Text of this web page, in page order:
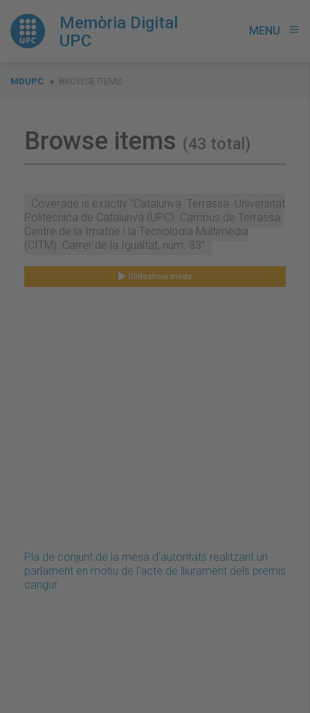
Memòria Digital
UPC
MENU menu
You
MDUPC BROWSE ITEMS
Browse items (43 total)
Coverage is exactly "Catalunya. Terrassa. Universitat
Politècnica de Catalunya (UPC). Campus de Terrassa.
Centre de la Imatge i la Tecnologia Multimèdia
(CITM). Carrer de la Igualtat, núm. 33"
Slideshow mode
Pla de conjunt de la mesa d'autoritats realitzant un
parlament en motiu de l'acte de lliurament dels premis
cangur